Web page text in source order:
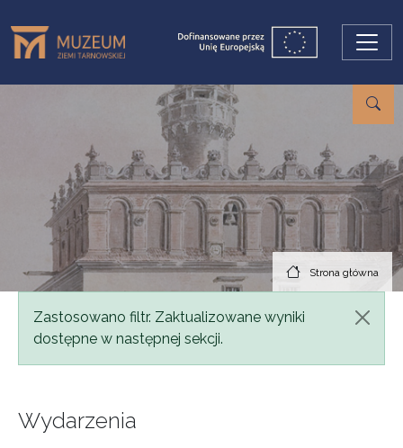
Strona główna
Komunikat
Zastosowano filtr. Zaktualizowane wyniki
dostępne w następnej sekcji.
Wydarzenia